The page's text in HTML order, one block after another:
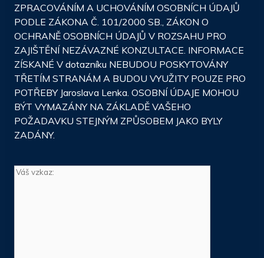
ZPRACOVÁNÍM A UCHOVÁNÍM OSOBNÍCH ÚDAJŮ
PODLE ZÁKONA Č. 101/2000 SB., ZÁKON O
OCHRANĚ OSOBNÍCH ÚDAJŮ V ROZSAHU PRO
ZAJIŠTĚNÍ NEZÁVAZNÉ KONZULTACE. INFORMACE
ZÍSKANÉ V dotazníku NEBUDOU POSKYTOVÁNY
TŘETÍM STRANÁM A BUDOU VYUŽITY POUZE PRO
POTŘEBY Jaroslava Lenka. OSOBNÍ ÚDAJE MOHOU
BÝT VYMAZÁNY NA ZÁKLADĚ VAŠEHO
POŽADAVKU STEJNÝM ZPŮSOBEM JAKO BYLY
ZADÁNY.